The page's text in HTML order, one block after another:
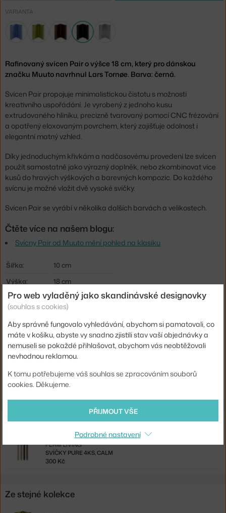
VARIANTA
Rafinovaný svícen Pair o výšce 18 cm, který pro dánskou
značku Muuto navrhnul Lars Tornøe. Barva: černá.
Svícen Pair propojuje minimalistickou čistotu s možností
kreativního uspořádání. Je vyrobený z jednoho kusu
extrudovaného hliníku, precizně tvarovaný pomocí CNC frézování
a opatřený eloxovaným povrchem, který zajišťuje odolnost i
elegantní matný vzhled.
Díky jednoduchým křivkám a nadčasovému provedení lze svícen
použít samostatně jako výrazný doplněk, nebo zkombinovat více
kusů do hravých výškových a barevných kompozic. Do každého
svícnu je možné vložit dvě vysoké svíčky.
Svícen Pair se vyrábí v několika dalších barvách a velikostech.
Čtěte více na našem blogu:
Svícny Pair od Muuto mění pohled na klasiku
Šířka:
10 cm
Výška:
18 cm
Barva:
černá
Materiál:
Kód produktu
MUU-PAICAH18A01
EAN
5713292852275
Ste zo Slovenska? Prejdite naSvietnik Pair H18, black
Shopping from the EU? Switch to
Pair Candleholder H18, black
Související produkty
SVÍČKY PURE 4KS, CALM
FERM LIVING
300 Kč
Ze stejné kolekce
Pro web vyladěný jako skandinávské designovky
(souhlas s cookies)
Aby správně fungovalo vyhledávání, abychom si pamatovali, co
máte v košíku, abyste vy snadno zjistili stav vaší objednávky a
nemuseli se pokaždé přihlašovat, abychom vás neobtěžovali
nevhodnou reklamou.
K tomu potřebujeme váš souhlas se zpracováním souborů
cookies. Děkujeme.
PŘIJMOUT VŠE
Podrobné nastavení